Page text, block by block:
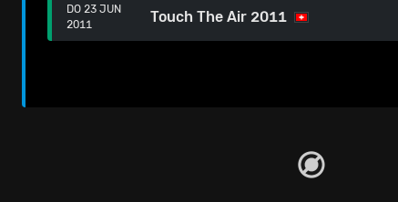
DO 23 JUN
2011
Touch The Air 2011